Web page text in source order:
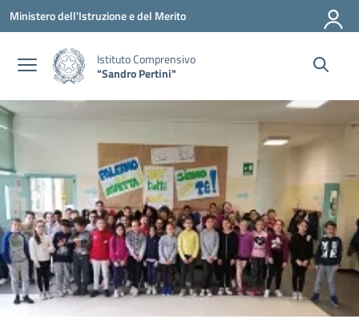
Vai ai contenuti
Vai al menu di navigazione
Vai al footer
Ministero dell'Istruzione e del Merito
Istituto Comprensivo
"Sandro Pertini"